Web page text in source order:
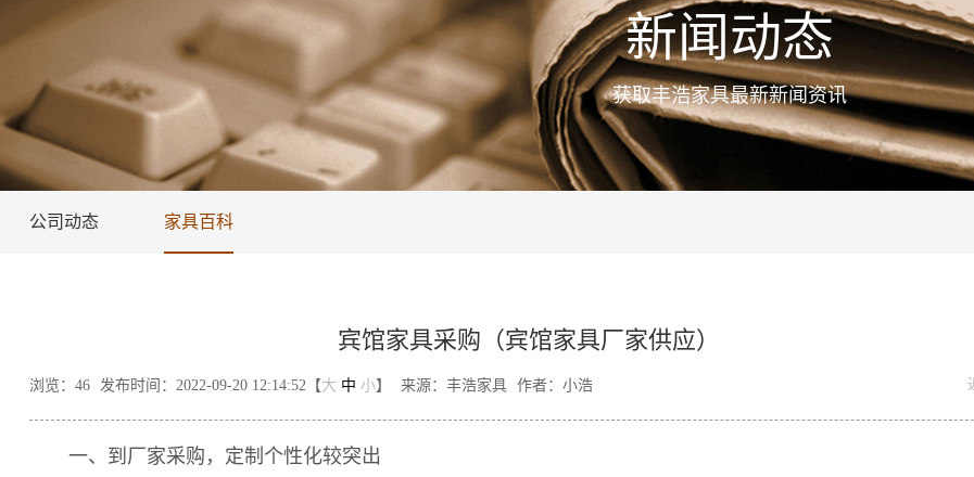
新闻动态
获取丰浩家具最新新闻资讯
公司动态 家具百科
宾馆家具采购（宾馆家具厂家供应）
浏览： 46 发布时间：2022-09-20 12:14:52【大 中 小】 来源：丰浩家具 作者：小浩
一、到厂家采购，定制个性化较突出